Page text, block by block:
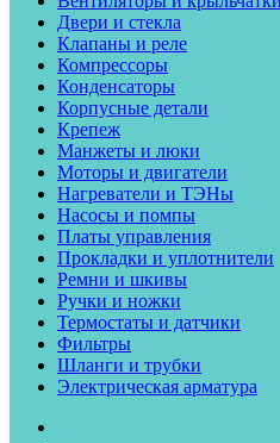
Двери и стекла
Клапаны и реле
Компрессоры
Конденсаторы
Корпусные детали
Крепеж
Манжеты и люки
Моторы и двигатели
Нагреватели и ТЭНы
Насосы и помпы
Платы управления
Прокладки и уплотнители
Ремни и шкивы
Ручки и ножки
Термостаты и датчики
Фильтры
Шланги и трубки
Электрическая арматура